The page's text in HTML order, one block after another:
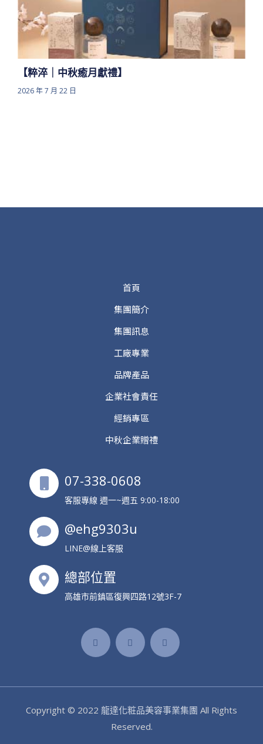
【粹淬｜中秋癒月獻禮】
2026 年 7 月 22 日
首頁
集團簡介
集團訊息
工廠專業
品牌產品
企業社會責任
經銷專區
中秋企業贈禮
07-338-0608
客服專線 週一~週五 9:00-18:00
@ehg9303u
LINE@線上客服
總部位置
高雄市前鎮區復興四路12號3F-7
Copyright © 2022 龍達化粧品美容事業集團 All Rights
Reserved.